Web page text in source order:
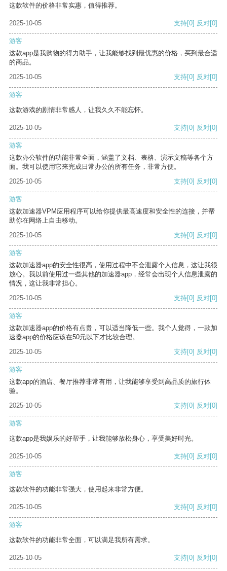
这款软件的价格非常实惠，值得推荐。
2025-10-05 支持[0] 反对[0]
游客
这款app是我购物的得力助手，让我能够找到最优惠的价格，买到最合适
的商品。
2025-10-05
支持[0] 反对[0]
游客
这款游戏的剧情非常感人，让我久久不能忘怀。
2025-10-05 支持[0] 反对[0]
游客
这款办公软件的功能非常全面，涵盖了文档、表格、演示文稿等各个方
面。我可以使用它来完成日常办公的所有任务，非常方便。
2025-10-05
支持[0] 反对[0]
游客
这款加速器VPM应用程序可以给你提供最高速度和安全性的连接，并帮
助你在网络上自由移动。
2025-10-05
支持[0] 反对[0]
游客
这款加速器app的安全性很高，使用过程中不会泄露个人信息，这让我很
放心。我以前使用过一些其他的加速器app，经常会出现个人信息泄露的
情况，这让我非常担心。
2025-10-05
支持[0] 反对[0]
游客
这款加速器app的价格有点贵，可以适当降低一些。我个人觉得，一款加
速器app的价格应该在50元以下才比较合理。
2025-10-05
支持[0] 反对[0]
游客
这款app的酒店、餐厅推荐非常有用，让我能够享受到高品质的旅行体
验。
2025-10-05
支持[0] 反对[0]
游客
这款app是我娱乐的好帮手，让我能够放松身心，享受美好时光。
2025-10-05 支持[0] 反对[0]
游客
这款软件的功能非常强大，使用起来非常方便。
2025-10-05 支持[0] 反对[0]
游客
这款软件的功能非常全面，可以满足我所有需求。
2025-10-05 支持[0] 反对[0]